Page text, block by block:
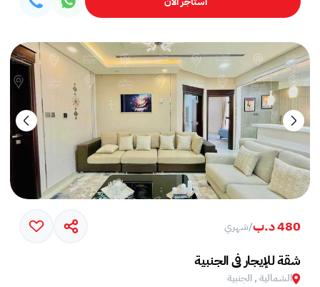
480 د.ب /شهري
شقة للإيجار في الجنبية
الشمالية , الجنبية